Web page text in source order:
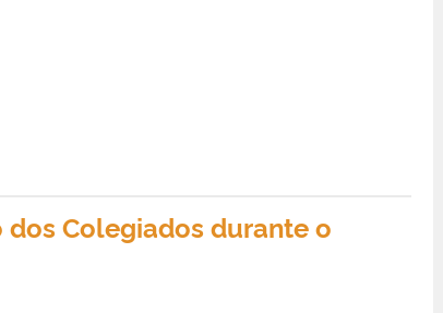
Colegiados durante o